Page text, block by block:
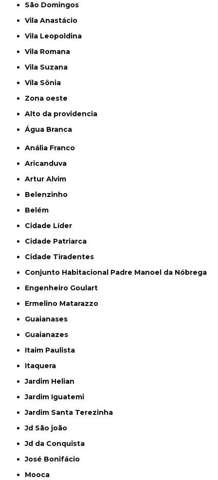
São Domingos
Vila Anastácio
Vila Leopoldina
Vila Romana
Vila Suzana
Vila Sônia
Zona oeste
alto da providencia
Água Branca
Anália Franco
Aricanduva
Artur Alvim
Belenzinho
Belém
Cidade Líder
Cidade Patriarca
Cidade Tiradentes
Conjunto Habitacional Padre Manoel da Nóbrega
Engenheiro Goulart
Ermelino Matarazzo
Guaianases
Guaianazes
Itaim Paulista
Itaquera
Jardim Helian
Jardim Iguatemi
Jardim Santa Terezinha
Jd São joão
Jd da Conquista
José Bonifácio
Mooca